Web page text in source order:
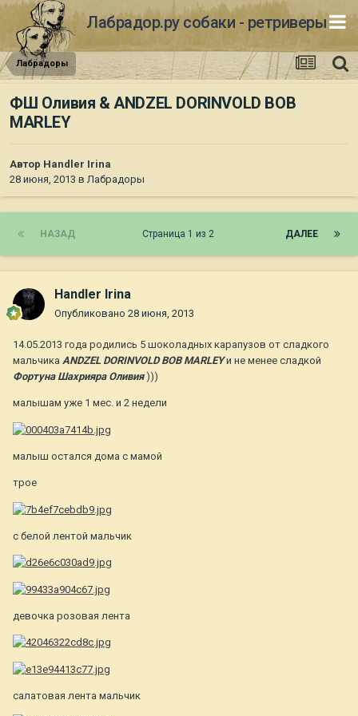
Лабрадор.ру собаки - ретриверы
Лабрадоры
ФШ Оливия & ANDZEL DORINVOLD BOB
MARLEY
Автор Handler Irina
28 июня, 2013 вЛабрадоры
НАЗАД ДАЛЕЕ
Страница 1 из 2
Handler Irina
Опубликовано 28 июня, 2013
14.05.2013 года родились 5 шоколадных карапузов от сладкого
мальчика ANDZEL DORINVOLD BOB MARLEYи не менее сладкой
Фортуна Шахрияра Оливия)))
малышам уже 1 мес. и 2 недели
малыш остался дома с мамой
трое
с белой лентой мальчик
девочка розовая лента
салатовая лента мальчик